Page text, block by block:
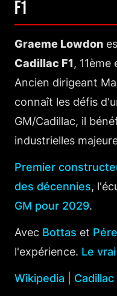
F1
Graeme Lowdon
Cadillac F1,
Ancien dirigeant
connaît les défis
GM/Cadillac, il
industrielles
Premier
des décennies,
GM pour 2029.
Avec Bottas et
l'expérience. Le
Wikipedia Cadillac